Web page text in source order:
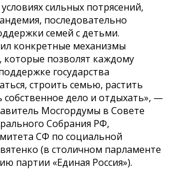
сильных потрясений,
последовательно
семей с детьми.
конкретные механизмы
которые позволят каждому
государства
строить семью, растить
собственное дело и отдыхать», —
Мосгордумы в Совете
Собрания РФ,
СФ по социальной
(в столичном парламенте
партии «Единая Россия»).